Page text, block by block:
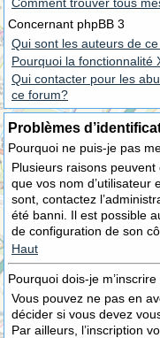
Concernant phpBB 3
Qui sont les auteurs de
Pourquoi la fonctionnalité
Qui contacter pour les
ce forum?
Problèmes
Pourquoi ne puis-je pas
Plusieurs raisons
que vos nom d’utilisateur
sont, contactez
été banni. Il est possible
de configuration de son
Haut
Pourquoi dois-je
Vous pouvez ne pas en
décider si vous devez
Par ailleurs, l’inscription